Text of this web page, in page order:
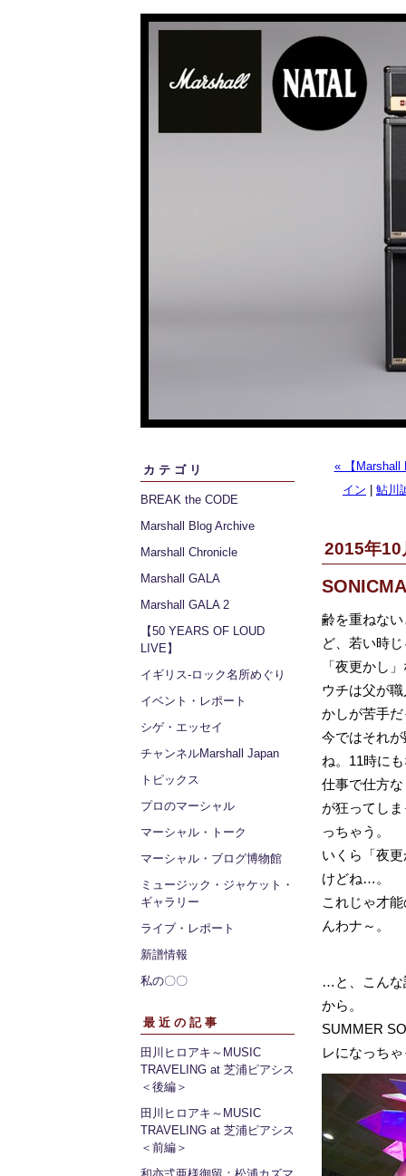
カテゴリ
BREAK the CODE
Marshall Blog Archive
Marshall Chronicle
Marshall GALA
Marshall GALA 2
【50 YEARS OF LOUD
LIVE】
イギリス‐ロック名所めぐり
イベント・レポート
シゲ・エッセイ
チャンネルMarshall Japan
トピックス
プロのマーシャル
マーシャル・トーク
マーシャル・ブログ博物館
ミュージック・ジャケット・
ギャラリー
ライブ・レポート
新譜情報
私の〇〇
最近の記事
田川ヒロアキ～MUSIC
TRAVELING at 芝浦ピアシス
＜後編＞
田川ヒロアキ～MUSIC
TRAVELING at 芝浦ピアシス
＜前編＞
« 【Marshall
イン
鮎川
2015年10
齢を重ねな
ど、若い時
「夜更かし
ウチは父が
かしが苦手
今ではそれ
ね。11時に
仕事で仕方
が狂ってし
っちゃう。
いくら「夜
けどね…。
これじゃ才
んわナ～。
…と、こんな
から。
SUMMER
レになっち